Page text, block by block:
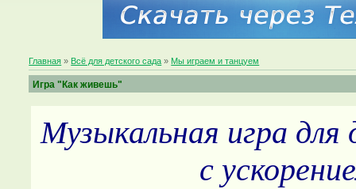
Главная » Всё для детского сада » Мы играем и танцуем
Игра "Как живешь"
Музыкальная игра для
с